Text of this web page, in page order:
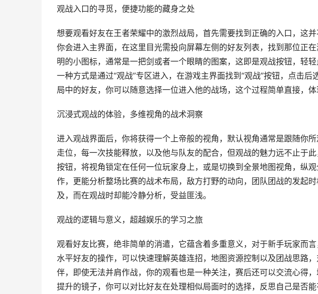
观战入口的寻觅，便捷功能的藏身之处
想要观看好友在王者荣耀中的激烈战局，首先需要找到正确的入口，这
你会进入主界面，在这里目光需投向屏幕左侧的好友列表，找到那位正
明的小图标，通常是一把剑或者一个眼睛的图案，这即是观战按钮，轻
一种方式是通过“观战”专区进入，在游戏主界面找到“观战”按钮，点击后
局中的好友，你可以随意选择一位进入他的战场，这个过程简单直接，体
沉浸式观战的体验，多维视角的战术洞察
进入观战界面后，你将获得一个上帝般的视角，默认视角通常是跟随你
走位，每一次技能释放，以及他与队友的配合，但观战的魅力远不止于
按钮，将视角锁定在任何一位玩家身上，或是切换到全景地图视角，纵
作，更能分析整场比赛的战术布局，敌方打野的动向，团队团战的发起
及，而在观战时却能冷静分析，受益匪浅。
观战的逻辑与意义，超越娱乐的学习之旅
观看好友比赛，绝非简单的消遣，它蕴含着多重意义，对于新手玩家而
水平好友的操作，可以快速理解英雄连招，地图资源控制以及团战思路
伴，即使无法并肩作战，你的观看也是一种关注，赛后还可以交流心得
提升的镜子，你可以对比好友在处理相似局面时的选择，反思自己是否